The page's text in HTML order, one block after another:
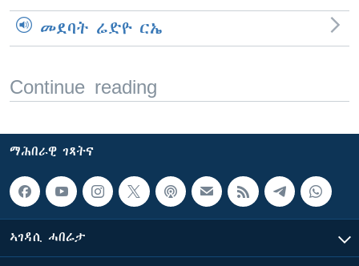
መደባት ሬድዮ ርኤ
Continue reading
ማሕበራዊ ገጻትና
ኣገዳሲ ሓበሬታ